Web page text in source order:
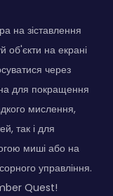
на зіставлення
об'єкти на екрані
через
для покращення
мислення,
так і для
миші або на
управління.
Quest!